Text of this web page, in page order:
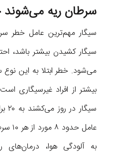
سرطان ریه
سیگار مهم‌ترین عامل خطر
سیگار کشیدن بیشتر باشد،
عامل
به آلودگی هوا، درمان‌های